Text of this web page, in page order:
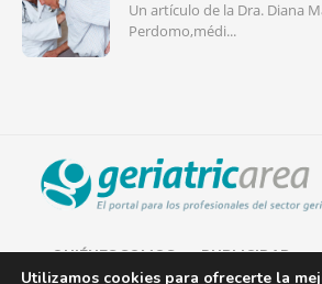
Un artículo de la Dra. Diana
Perdomo,médi...
QUIÉNES SOMOS PUBLICIDAD
Utilizamos cookies para ofrecerte la